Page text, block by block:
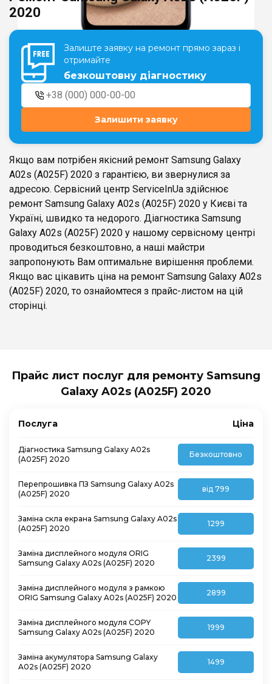
Театральна
м. Київ, вул. Хрещатик 44-A м. Київ, вул. Анни Ахматової, 30
Оболонь
м. Київ, ТЦ LAKE PLAZA, вул. Героїв
полку “Азов”, 12
Палац "Україна"
м. Київ, вул. Казимира Малевича,
м. Київ, Комфорт Таун, вул.
Березнева, 16, корпус 3
UK
2020
Залиште заявку на ремонт прямо зараз і
отримайте
безкоштовну діагностику
Залишити заявку
Якщо вам потрібен якісний ремонт Samsung Galaxy
A02s (A025F) 2020 з гарантією, ви звернулися за
адресою. Сервісний центр ServiceInUa здійснює
ремонт Samsung Galaxy A02s (A025F) 2020 у Києві та
Україні, швидко та недорого. Діагностика Samsung
Galaxy A02s (A025F) 2020 у нашому сервісному центрі
проводиться безкоштовно, а наші майстри
запропонують Вам оптимальне вирішення проблеми.
Якщо вас цікавить ціна на ремонт Samsung Galaxy A02s
(A025F) 2020, то ознайомтеся з прайс-листом на цій
сторінці.
Прайс лист послуг для ремонту Samsung
Galaxy A02s (A025F) 2020
Послуга Ціна
Діагностика Samsung Galaxy A02s
(A025F) 2020
Безкоштовно
Перепрошивка ПЗ Samsung Galaxy A02s
(A025F) 2020
від 799
Заміна скла екрана Samsung Galaxy A02s
(A025F) 2020
1299
Заміна дисплейного модуля ORIG
Samsung Galaxy A02s (A025F) 2020
2399
Заміна дисплейного модуля з рамкою
ORIG Samsung Galaxy A02s (A025F) 2020
2899
Заміна дисплейного модуля COPY
Samsung Galaxy A02s (A025F) 2020
1999
Заміна акумулятора Samsung Galaxy
A02s (A025F) 2020
1499